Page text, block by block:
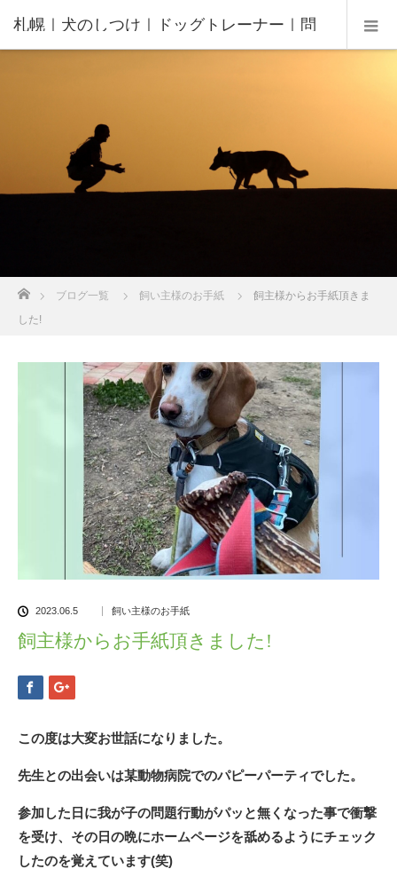
札幌｜犬のしつけ｜ドッグトレーナー｜問
んの家庭教師®️
ブログ一覧 飼い主様のお手紙
飼主様からお手紙頂きま
した!
2023.06.5 飼い主様のお手紙
飼主様からお手紙頂きました!
この度は大変お世話になりました。
先生との出会いは某動物病院でのパピーパーティでした。
参加した日に我が子の問題行動がパッと無くなった事で衝撃
を受け、その日の晩にホームページを舐めるようにチェック
したのを覚えています(笑)